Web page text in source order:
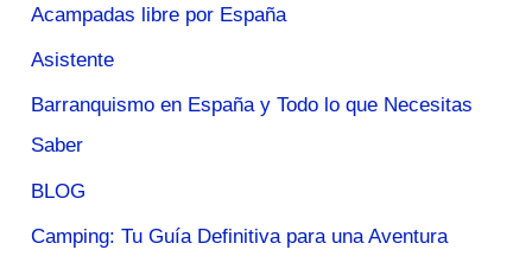
Acampadas libre por España
Asistente
Barranquismo en España y Todo lo que Necesitas
Saber
BLOG
Camping: Tu Guía Definitiva para una Aventura